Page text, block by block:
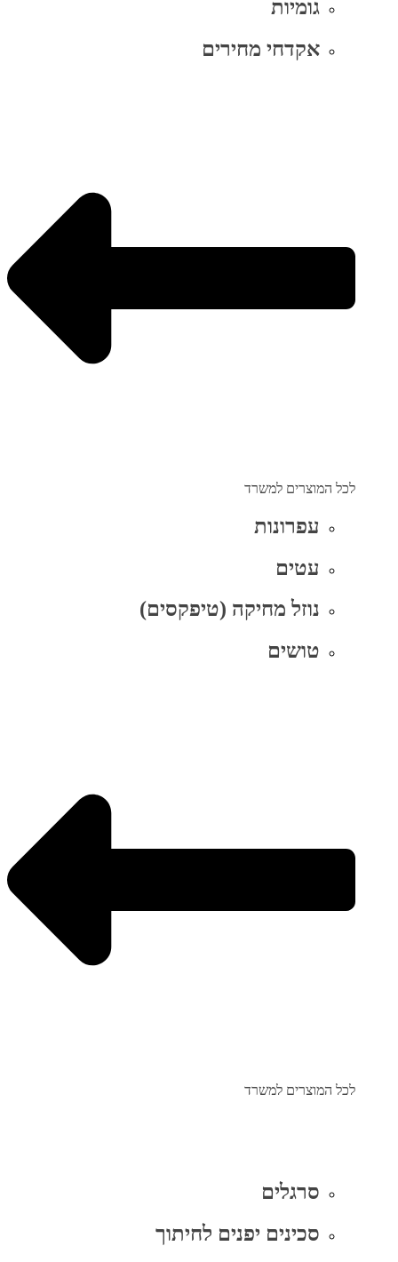
גומיות
אקדחי מחירים
לכל המוצרים למשרד
עפרונות
עטים
נוזל מחיקה (טיפקסים)
טושים
לכל המוצרים למשרד
סרגלים
סכינים יפנים לחיתוך